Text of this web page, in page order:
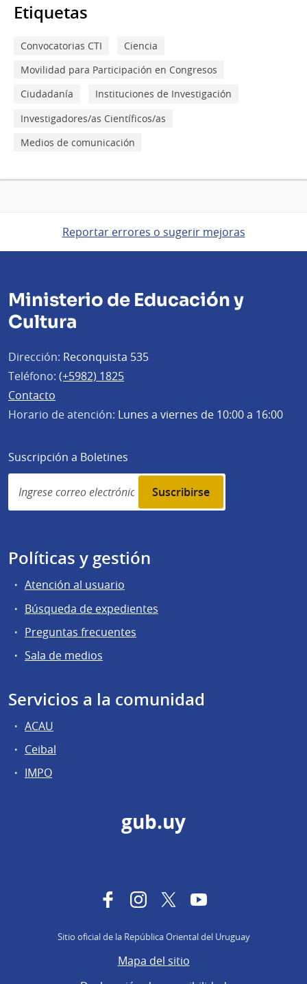
Etiquetas
Convocatorias CTI
Ciencia
Movilidad para Participación en Congresos
Ciudadanía
Instituciones de Investigación
Investigadores/as Científicos/as
Medios de comunicación
Reportar errores o sugerir mejoras
Ministerio de Educación y
Cultura
Dirección: Reconquista 535
Teléfono: (+5982) 1825
Contacto
Horario de atención: Lunes a viernes de 10:00 a 16:00
Suscripción a Boletines
Simplenews
subscription
Políticas y gestión
Atención al usuario
Búsqueda de expedientes
Preguntas frecuentes
Sala de medios
Servicios a la comunidad
ACAU
Ceibal
IMPO
gub.uy
FacebookInstagram
TwitterYouTube
Sitio oficial de la República Oriental del Uruguay
Mapa del sitio